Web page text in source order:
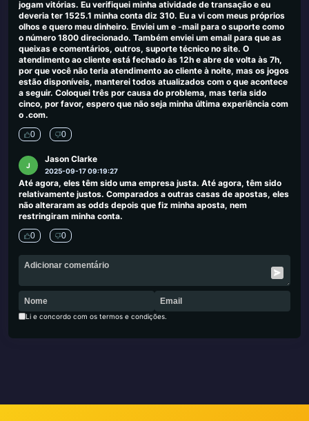
jogam vitórias. Eu verifiquei minha atividade de transação e eu
deveria ter 1525.1 minha conta diz 310. Eu a vi com meus próprios
olhos e quero meu dinheiro. Enviei um e -mail para o suporte como
o número 1800 direcionado. Também enviei um email para que as
queixas e comentários, outros, suporte técnico no site. O
atendimento ao cliente está fechado às 12h e abre de volta às 7h,
por que você não teria atendimento ao cliente à noite, mas os jogos
estão disponíveis, manterei todos atualizados com o que acontece
a seguir. Coloquei três por causa do problema, mas teria sido
cinco, por favor, espero que não seja minha última experiência com
o .com.
0 0
J
Jason Clarke
2025-09-17 09:19:27
Até agora, eles têm sido uma empresa justa. Até agora, têm sido
relativamente justos. Comparados a outras casas de apostas, eles
não alteraram as odds depois que fiz minha aposta, nem
restringiram minha conta.
0 0
Li e concordo com os termos e condições.